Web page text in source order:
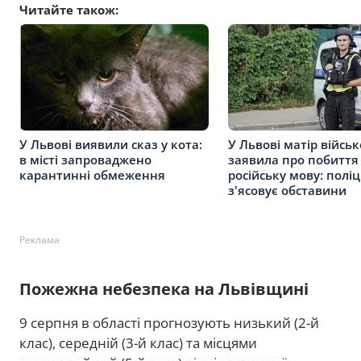
Читайте також:
У Львові виявили сказ у кота:
в місті запроваджено
карантинні обмеження
У Львові матір
заявила про
російську мову:
з'ясовує обставини
Реклама
Пожежна небезпека на Львівщині
9 серпня в області прогнозують низький (2-й
клас), середній (3-й клас) та місцями